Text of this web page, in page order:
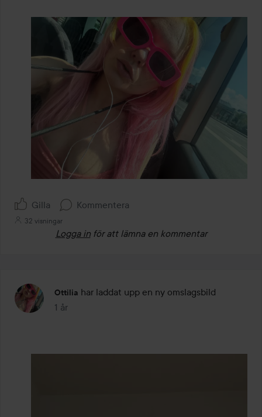
Gilla Kommentera
32 visningar
Logga in för att lämna en kommentar
Ottilia har laddat upp en ny omslagsbild
1 år
Inlägget skapades 1 år